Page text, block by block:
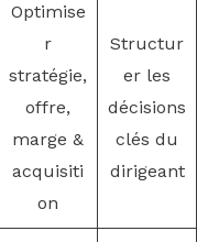
Optimise
r
stratégie,
offre,
marge &
acquisiti
on
Structur
er les
décisions
clés du
dirigeant